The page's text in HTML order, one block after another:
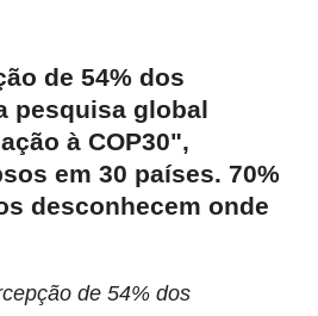
de 54% dos
pesquisa global
à COP30",
em 30 países. 70%
desconhecem onde
de 54% dos